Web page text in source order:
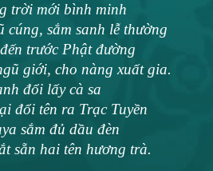
trời mới bình minh
cúng, sắm sanh lễ thường
trước Phật đường
giới, cho nàng xuất gia.
đổi lấy cà sa
đổi tên ra Trạc Tuyền
sắm đủ dầu đèn
sẵn hai tên hương trà.